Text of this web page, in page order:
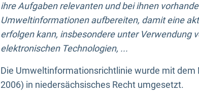
ihre Aufgaben relevanten und bei ihnen
Umweltinformationen aufbereiten, damit eine
erfolgen kann, insbesondere unter Verwendung
elektronischen Technologien, ...
Die Umweltinformationsrichtlinie wurde mit dem
2006) in niedersächsisches Recht umgesetzt.